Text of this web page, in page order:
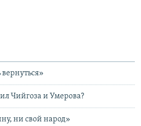
Чийгоза и Умерова?
ни свой народ»